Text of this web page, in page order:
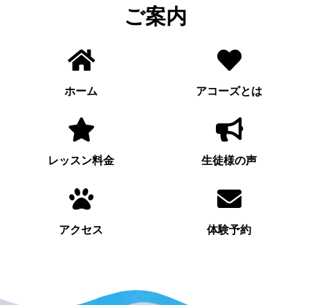
ご案内
ホーム アコーズとは
レッスン料金 生徒様の声
アクセス 体験予約